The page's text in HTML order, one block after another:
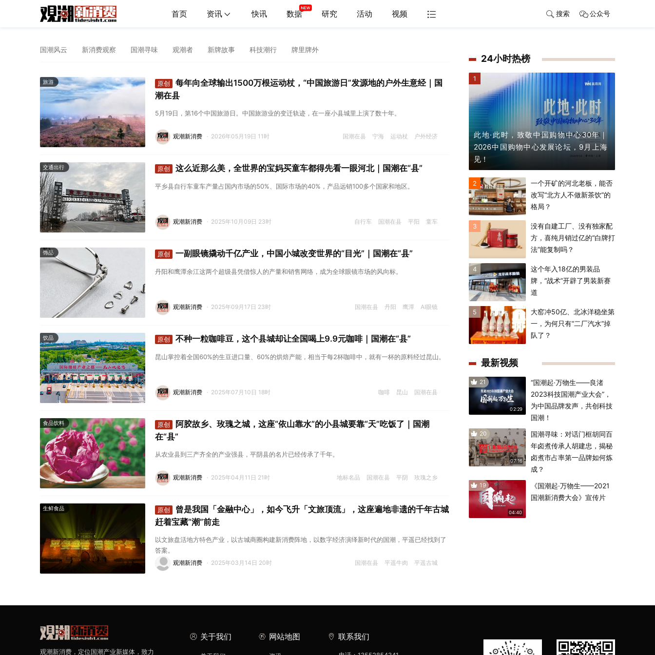
首页 资讯 快讯 数据 研究 活动 视频 搜索 公众号
国潮风云 新消费观察 国潮寻味 观潮者 新牌故事 科技潮行 牌里牌外
旅游 原创
每年向全球输出1500万根运动杖，“中国旅游日”发源地的户外生意经｜国
潮在县
5月19日，第16个中国旅游日。中国旅游业的变迁轨迹，在一座小县城里上演了数十年。
国潮在县 宁海 运动杖 户外经济
观潮新消费 · 2026年05月19日 11时
交通出行 原创 这么近那么美，全世界的宝妈买童车都得先看一眼河北｜国潮在“县”
平乡县自行车童车产量占国内市场的50%、国际市场的40%，产品远销100多个国家和地区。
自行车 国潮在县 平阳 童车
观潮新消费 · 2025年10月09日 23时
饰品 原创 一副眼镜撬动千亿产业，中国小城改变世界的“目光”｜国潮在“县”
丹阳和鹰潭余江这两个超级县凭借惊人的产量和销售网络，成为全球眼镜市场的风向标。
国潮在县 丹阳 鹰潭 AI眼镜
观潮新消费 · 2025年09月17日 23时
饮品 原创 不种一粒咖啡豆，这个县城却让全国喝上9.9元咖啡｜国潮在“县”
昆山掌控着全国60%的生豆进口量、60%的烘焙产能，相当于每2杯咖啡中，就有一杯的原料经过昆山。
咖啡 昆山 国潮在县
观潮新消费 · 2025年07月10日 18时
食品饮料 原创
阿胶故乡、玫瑰之城，这座“依山靠水”的小县城要靠“天”吃饭了｜国潮
在“县”
从农业县到三产齐全的产业强县，平阴县的名片已经传承了千年。
地标名品 国潮在县 平阴 玫瑰之乡
观潮新消费 · 2025年04月11日 21时
生鲜食品 原创
曾是我国「金融中心」，如今飞升「文旅顶流」，这座遍地非遗的千年古城
赶着宝藏“潮”前走
以文旅盘活地方特色产业，以古城商圈构建新消费阵地，以数字经济演绎新时代的国潮，平遥已经找到了
答案。
国潮在县 平遥牛肉 平遥古城
观潮新消费 · 2025年03月14日 20时
24小时热榜
1
此地·此时，致敬中国购物中心30年｜
2026中国购物中心发展论坛，9月上海
见！
2
一个开矿的河北老板，能否
改写“北方人不做新茶饮”的
格局？
3
没有自建工厂、没有独家配
方，喜纯月销过亿的“白牌打
法”能复制吗？
4
这个年入18亿的男装品
牌，“战术”开辟了男装新赛
道
5
大窑冲50亿、北冰洋稳坐第
一，为何只有“二厂汽水”掉
队了？
最新视频
21
02:29
“国潮起·万物生——良渚
2023科技国潮产业大会”，
为中国品牌发声，共创科技
国潮！
20
07:16
国潮寻味：对话门框胡同百
年卤煮传承人胡建忠，揭秘
卤煮市占率第一品牌如何炼
成？
19
04:40
《国潮起·万物生——2021
国潮新消费大会》宣传片
观潮新消费，定位国潮产业新媒体，致力
关于我们 网站地图 联系我们